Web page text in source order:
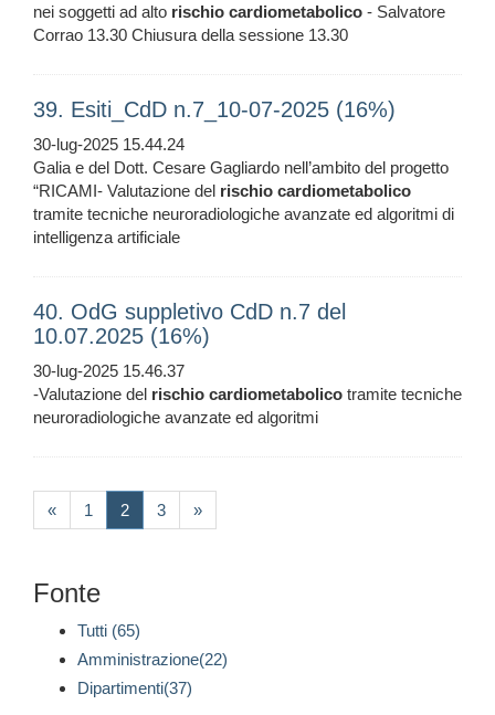
nei soggetti ad alto rischio cardiometabolico - Salvatore
Corrao 13.30 Chiusura della sessione 13.30
39. Esiti_CdD n.7_10-07-2025 (16%)
30-lug-2025 15.44.24
Galia e del Dott. Cesare Gagliardo nell’ambito del progetto
“RICAMI- Valutazione del rischio cardiometabolico
tramite tecniche neuroradiologiche avanzate ed algoritmi di
intelligenza artificiale
40. OdG suppletivo CdD n.7 del
10.07.2025 (16%)
30-lug-2025 15.46.37
-Valutazione del rischio cardiometabolico tramite tecniche
neuroradiologiche avanzate ed algoritmi
« 1 2(current)
3 »
Fonte
Tutti (65)
Amministrazione(22)
Dipartimenti(37)